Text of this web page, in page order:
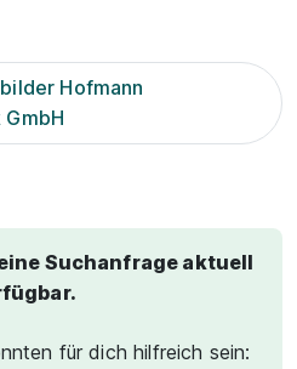
Hofmann
Suchanfrage aktuell
für dich hilfreich sein: